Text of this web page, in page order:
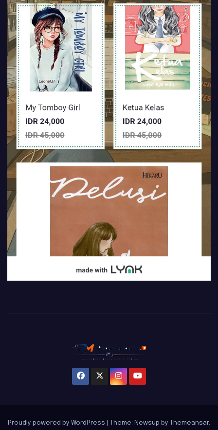
Proudly powered by WordPress Theme: Newsup by Themeansar.